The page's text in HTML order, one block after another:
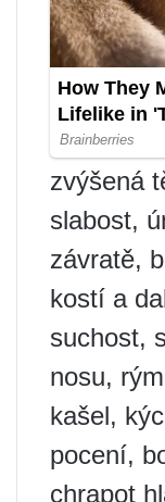
zvýšená
slabost,
závratě,
kostí a
suchost,
nosu,
kašel,
pocení,
chrapot